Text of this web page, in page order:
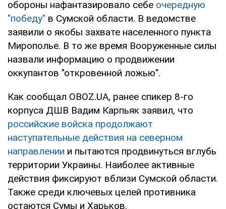
обороны нафантазировало себе очередную
"победу" в Сумской области. В ведомстве
заявили о якобы захвате населенного пункта
Мирополье. В то же время Вооруженные силы
назвали информацию о продвижении
оккупантов "откровенной ложью".
Как сообщал OBOZ.UA, ранее спикер 8-го
корпуса ДШВ Вадим Карпьяк заявил, что
российские войска продолжают
наступательные действия на северном
направлении и пытаются продвинуться вглубь
территории Украины. Наиболее активные
действия фиксируют вблизи Сумской области.
Также среди ключевых целей противника
остаются Сумы и Харьков.